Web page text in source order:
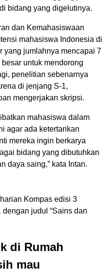
bidang yang digelutinya.
dan Kemahasiswaan
mahasiswa Indonesia di
yang jumlahnya mencapai 7
untuk mendorong
penelitian sebenarnya
di jenjang S-1,
mengerjakan skripsi.
mahasiswa dalam
agar ada ketertarikan
mereka ingin berkarya
bidang yang dibutuhkan
daya saing,” kata Intan.
Kompas edisi 3
judul “Sains dan
di Rumah
mau